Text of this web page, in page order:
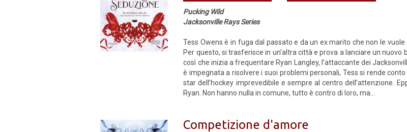
Pucking Wild
Jacksonville Rays Series
Tess Owens è in fuga dal passato e da un ex marito che non le
Per questo, si trasferisce in un’altra città e prova a lanciare un
così che inizia a frequentare Ryan Langley, l’attaccante dei
è impegnata a risolvere i suoi problemi personali, Tess si rende
star dell’hockey imprevedibile e sempre al centro dell’attenzione.
Ryan. Non hanno nulla in comune, tutto è contro di loro, ma...
Competizione d'amore